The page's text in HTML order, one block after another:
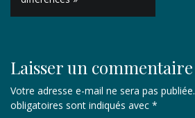
l’article
Laisser un commentaire
Votre adresse e-mail ne sera pas publiée.
obligatoires sont indiqués avec *